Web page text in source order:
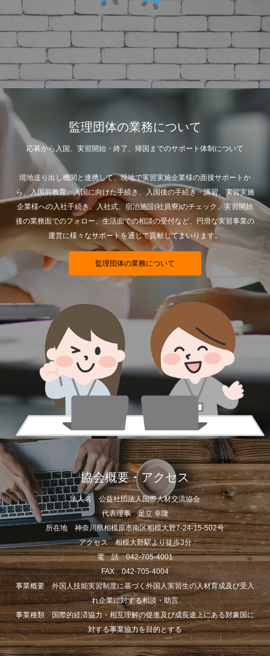
監理団体の業務について
応募から入国、実習開始・終了、帰国までのサポート体制について
現地送り出し機関と連携して、現地で実習実施企業様の面接サポートか
ら、入国前教育、入国に向けた手続き、入国後の手続き・講習、実習実施
企業様への入社手続き、入社式、宿泊施設(社員寮)のチェック、実習開始
後の業務面でのフォロー、生活面での相談の受付など、円滑な実習事業の
運営に様々なサポートを通じて貢献してまいります。
監理団体の業務について
協会概要・アクセス
法人名 公益社団法人国際人材交流協会
代表理事 足立 幸隆
所在地 神奈川県相模原市南区相模大野7-24-15-502号
アクセス 相模大野駅より徒歩3分
電 話 042-705-4001
FAX 042-705-4004
事業概要 外国人技能実習制度に基づく外国人実習生の人材育成及び受入
れ企業に対する相談・助言
事業種類 国際的経済協力・相互理解の促進及び成長途上にある対象国に
対する事業協力を目的とする